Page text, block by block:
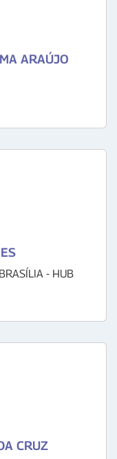
ARAÚJO
- HUB
CRUZ